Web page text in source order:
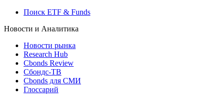
Поиск ETF & Funds
Новости и Аналитика
Новости рынка
Research Hub
Cbonds Review
Сбондс-ТВ
Cbonds для СМИ
Глоссарий